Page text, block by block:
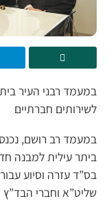
במעמד רבני העיר
לשירותים חברתיים
במעמד רב רושם,
בס”ד עזרה וסיוע
שליט”א וחברי